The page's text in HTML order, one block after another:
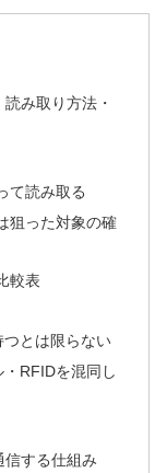
み取り方法・
て読み取る
狙った対象の確
較表
とは限らない
RFIDを混同し
信する仕組み